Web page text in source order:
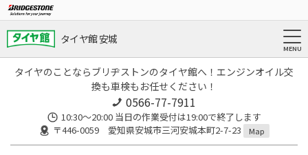
タイヤ館 安城
タイヤのことならブリヂストンのタイヤ館へ！エンジンオイル交
換も車検もお任せください！
0566-77-7911
10:30〜20:00 当日の作業受付は19:00で終了します
〒446-0059 愛知県安城市三河安城本町2-7-23
Map